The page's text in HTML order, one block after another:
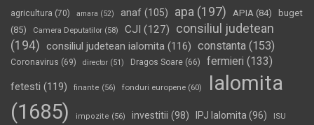
agricultura (70) amara (52) anaf (105) apa (197) APIA (84)
buget
(85)
Camera Deputatilor (58) CJI (127)
consiliul judetean
(194) consiliul judetean ialomita (116) constanta (153)
Coronavirus (69) director (51) Dragos Soare (66) fermieri (133)
fetesti (119) finante (56) fonduri europene (60)
Ialomita
(1685)
impozite (56) investitii (98) IPJ Ialomita (96) ISU